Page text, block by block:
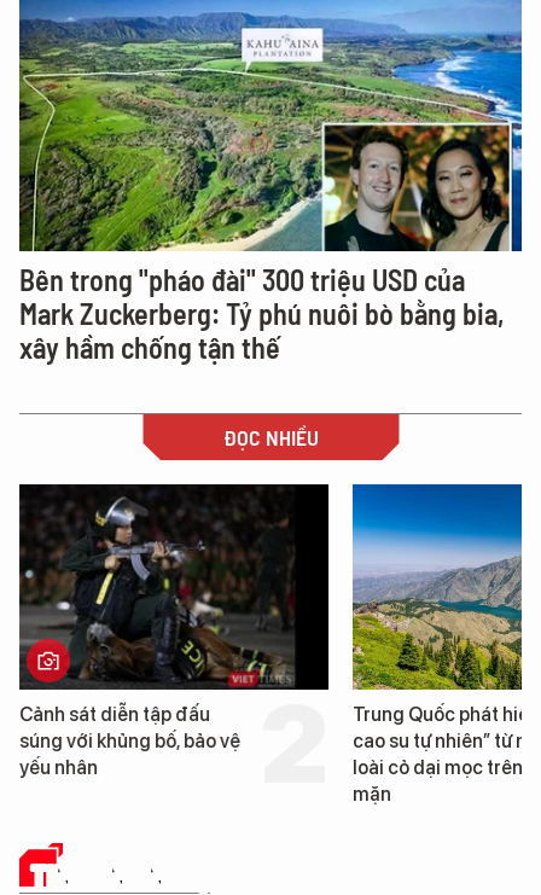
Bên trong "pháo đài" 300 triệu USD của
Mark Zuckerberg: Tỷ phú nuôi bò bằng bia,
xây hầm chống tận thế
ĐỌC NHIỀU
Trung Quốc phát hiện “mỏ
cao su tự nhiên” từ một
loài cỏ dại mọc trên đất
Loạt dự án bất động
Đà Nẵng sắp bị kiểm
TIN CÔNG NGHỆ